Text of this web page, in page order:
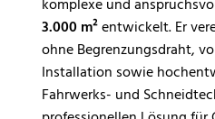
komplexe und
3.000 m²entwickelt. Er
ohne Begrenzungsdraht,
Installation sowie
Fahrwerks- und